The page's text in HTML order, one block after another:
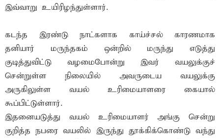
இவ்வாறு உயிரிழந்துள்ளார்.
கடந்த இரண்டு நாட்களாக காய்ச்சல் காரணமாக
தனியார் மருந்தகம் ஒன்றில் மருந்து எடுத்து
குடித்துவிட்டு வழமைபோன்று இவர் வயலுக்குச்
சென்றுள்ள நிலையில் அவருடைய வயலுக்கு
அருகிலுள்ள வயல் உரிமையாளரை கையால்
கூப்பிட்டுள்ளார்.
இதனையடுத்து வயல் உரிமையாளர் அங்கு சென்று
குறித்த நபரை வயலில் இருந்து தூக்கிக்கொண்டு வந்து